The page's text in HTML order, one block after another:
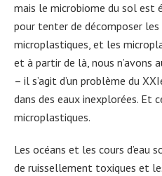
mais le microbiome du sol est
pour tenter de décomposer les
microplastiques, et les
et à partir de là, nous n’avons
– il s’agit d’un problème du
dans des eaux inexplorées. Et
microplastiques.
Les océans et les cours d’eau
de ruissellement toxiques et